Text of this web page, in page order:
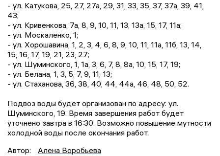
- ул. Катукова, 25, 27, 27а, 29, 31, 33, 35, 37, 37а, 39, 41,
43;
- ул. Кривенкова, 7а, 8, 9, 10, 11, 13, 13а, 15, 17, 11а;
- ул. Москаленко, 1;
- ул. Хорошавина, 1, 2, 3, 4, 6, 8, 9, 10, 11, 11а, 11б, 13, 14,
15, 16, 17, 19, 21, 23, 27;
- ул. Шуминского, 1, 1а, 3, 6, 7, 8, 8а, 10, 15, 17, 19;
- ул. Белана, 1, 3, 5, 7, 9, 11, 13;
- ул. Стаханова, 36, 38, 40, 44, 44а, 46, 48, 50, 52.
Подвоз воды будет организован по адресу: ул.
Шуминского, 19. Время завершения работ будет
уточнено завтра в 16:30. Возможно повышение мутности
холодной воды после окончания работ.
Автор:
Алена Воробьева